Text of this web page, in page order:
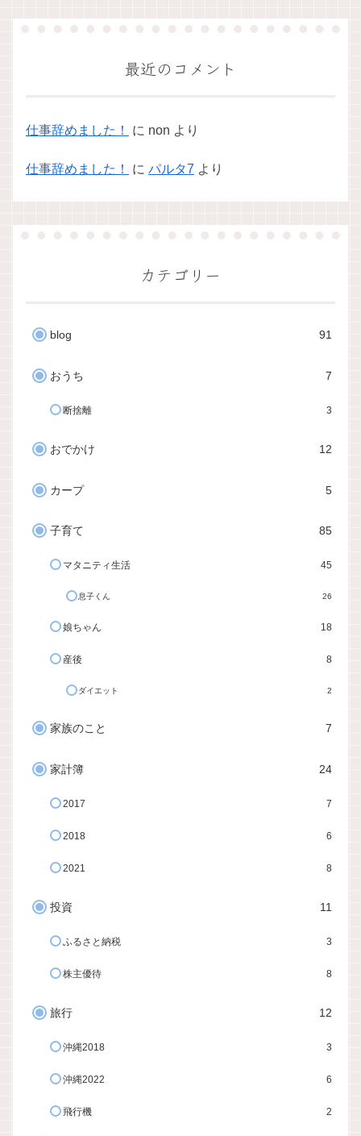
最近のコメント
仕事辞めました！ に non より
仕事辞めました！ に パルタ7 より
カテゴリー
blog 91
おうち 7
断捨離 3
おでかけ 12
カープ 5
子育て 85
マタニティ生活 45
息子くん 26
娘ちゃん 18
産後 8
ダイエット 2
家族のこと 7
家計簿 24
2017 7
2018 6
2021 8
投資 11
ふるさと納税 3
株主優待 8
旅行 12
沖縄2018 3
沖縄2022 6
飛行機 2